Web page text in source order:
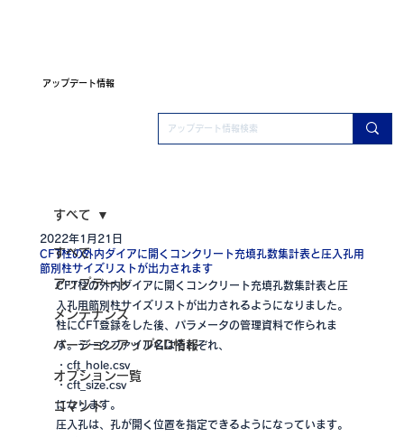
アップデート情報
すべて
アップデート
メンテナンス
バージョンアップCD情報
オプション一覧
コマンド
すべて
CFT柱の外内ダイアに開くコンクリート充填孔数集計表と圧入孔用
節別柱サイズリストが出力されます
2022年1月21日
CFT柱の外内ダイアに開くコンクリート充填孔数集計表と圧
入孔用節別柱サイズリストが出力されるようになりました。
柱にCFT登録をした後、パラメータの管理資料で作られま
す。データファイル名はそれぞれ、
・cft_hole.csv
・cft_size.csv
になります。
圧入孔は、孔が開く位置を指定できるようになっています。